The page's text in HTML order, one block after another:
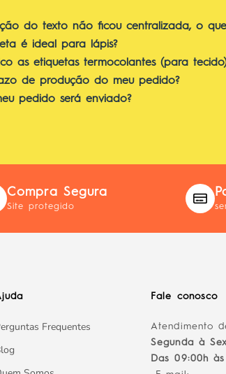
do texto não ficou centralizada, o
é ideal para lápis?
as etiquetas termocolantes (para
de produção do meu pedido?
pedido será enviado?
Compra Segura
Site protegido
Frequentes
Fale conosco
Atendimento
Segunda à
Das 09:00h às